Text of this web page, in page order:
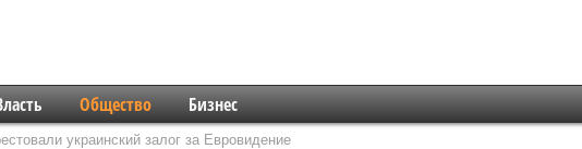
Общество Бизнес
украинский залог за Евровидение